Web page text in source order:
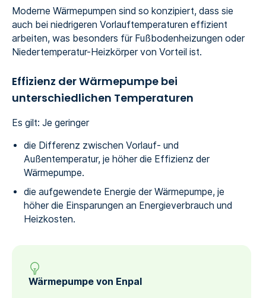
Moderne Wärmepumpen sind so konzipiert, dass sie
auch bei niedrigeren Vorlauftemperaturen effizient
arbeiten, was besonders für Fußbodenheizungen oder
Niedertemperatur-Heizkörper von Vorteil ist.
Effizienz der Wärmepumpe bei
unterschiedlichen Temperaturen
Es gilt: Je geringer
die Differenz zwischen Vorlauf- und
Außentemperatur, je höher die Effizienz der
Wärmepumpe.
die aufgewendete Energie der Wärmepumpe, je
höher die Einsparungen an Energieverbrauch und
Heizkosten.
Wärmepumpe von Enpal